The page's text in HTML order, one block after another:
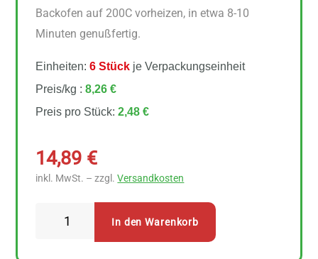
Backofen auf 200C vorheizen, in etwa 8-10
Minuten genußfertig.
Einheiten:6 Stück je Verpackungseinheit
Preis/kg :8,26 €
Preis pro Stück:2,48 €
14,89 €
inkl. MwSt. – zzgl.Versandkosten
In den Warenkorb